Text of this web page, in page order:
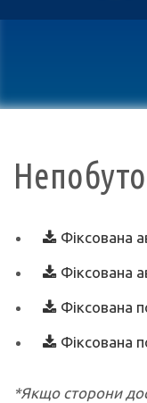
Фіксована
Фіксована
Фіксована
Фіксована
*Якщо сторони